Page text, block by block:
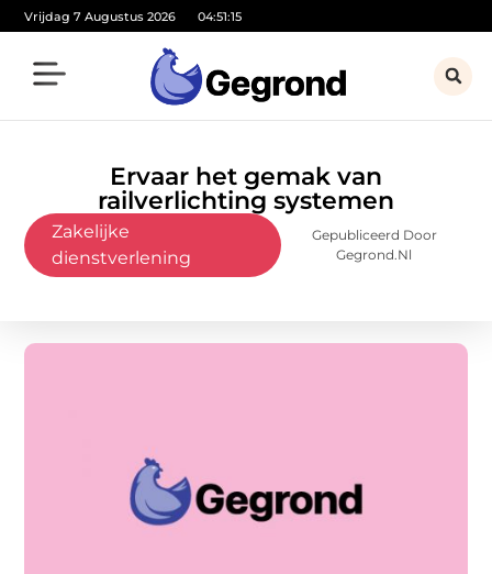
Vrijdag 7 Augustus 2026 04:51:16
Ervaar het gemak van
railverlichting systemen
Zakelijke
dienstverlening
Gepubliceerd Door
Gegrond.nl